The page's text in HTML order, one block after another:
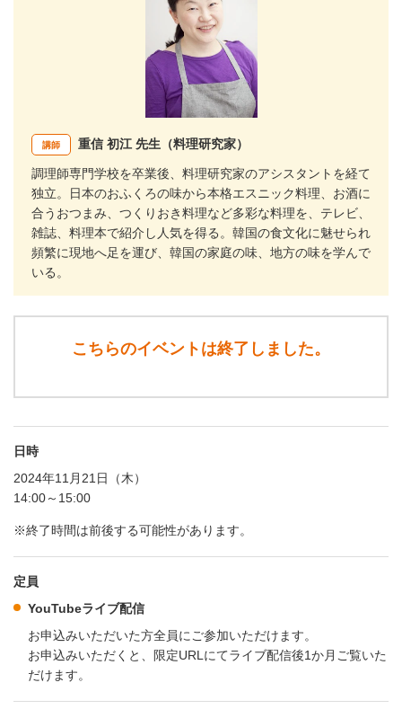
講師 重信 初江 先生（料理研究家）
調理師専門学校を卒業後、料理研究家のアシスタントを経て
独立。日本のおふくろの味から本格エスニック料理、お酒に
合うおつまみ、つくりおき料理など多彩な料理を、テレビ、
雑誌、料理本で紹介し人気を得る。韓国の食文化に魅せられ
頻繁に現地へ足を運び、韓国の家庭の味、地方の味を学んで
いる。
こちらのイベントは終了しました。
日時
2024年11月21日（木）
14:00～15:00
※終了時間は前後する可能性があります。
定員
YouTubeライブ配信
お申込みいただいた方全員にご参加いただけます。
お申込みいただくと、限定URLにてライブ配信後1か月ご覧いた
だけます。